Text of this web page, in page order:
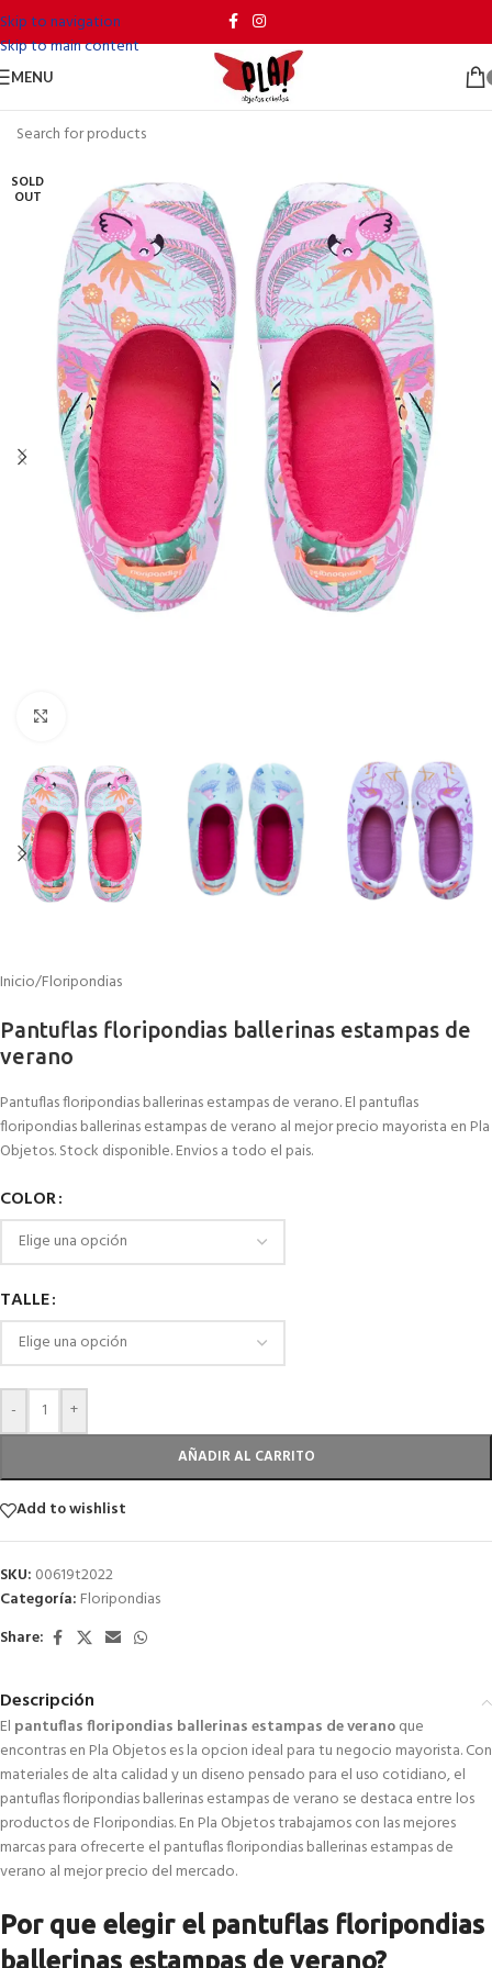
Skip to navigation
Skip to main content
MENU
SOLD
OUT
Inicio/Floripondias
Pantuflas floripondias ballerinas estampas de
verano
Pantuflas floripondias ballerinas estampas de verano. El pantuflas
floripondias ballerinas estampas de verano al mejor precio mayorista en Pla
Objetos. Stock disponible. Envios a todo el pais.
COLOR
TALLE
- +
AÑADIR AL CARRITO
Add to wishlist
SKU: 00619t2022
Categoría: Floripondias
Share:
Descripción
El pantuflas floripondias ballerinas estampas de veranoque
encontras en Pla Objetos es la opcion ideal para tu negocio mayorista. Con
materiales de alta calidad y un diseno pensado para el uso cotidiano, el
pantuflas floripondias ballerinas estampas de verano se destaca entre los
productos de Floripondias. En Pla Objetos trabajamos con las mejores
marcas para ofrecerte el pantuflas floripondias ballerinas estampas de
verano al mejor precio del mercado.
Por que elegir el pantuflas floripondias
ballerinas estampas de verano?